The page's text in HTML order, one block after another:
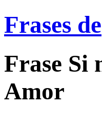
Frases de
Frase Si
Amor